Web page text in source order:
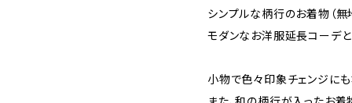
シンプルな柄行のお着物（無
モダンなお洋服延長コーデと
小物で色々印象チェンジにも